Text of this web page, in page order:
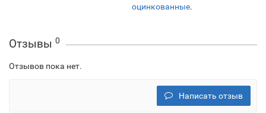
оцинкованные.
Отзывы 0
Отзывов пока нет.
Написать отзыв